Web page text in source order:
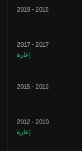
2015
-
2019
2017
-
2017
إعارة
2012
-
2015
2010
-
2012
إعارة